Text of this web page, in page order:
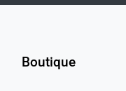
Boutique